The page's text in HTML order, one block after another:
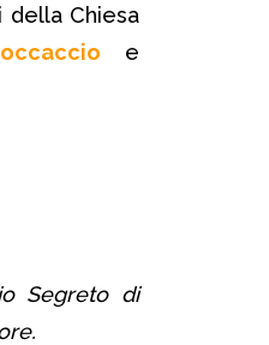
della Chiesa
e
Segreto di